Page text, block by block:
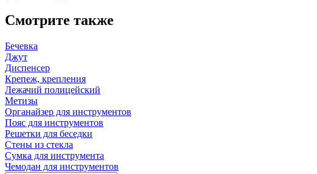
Смотрите также
Бечевка
Джут
Диспенсер
Крепеж, крепления
Лежачий полицейский
Метизы
Органайзер для инструментов
Пояс для инструментов
Решетки для беседки
Стены из стекла
Сумка для инструмента
Чемодан для инструментов